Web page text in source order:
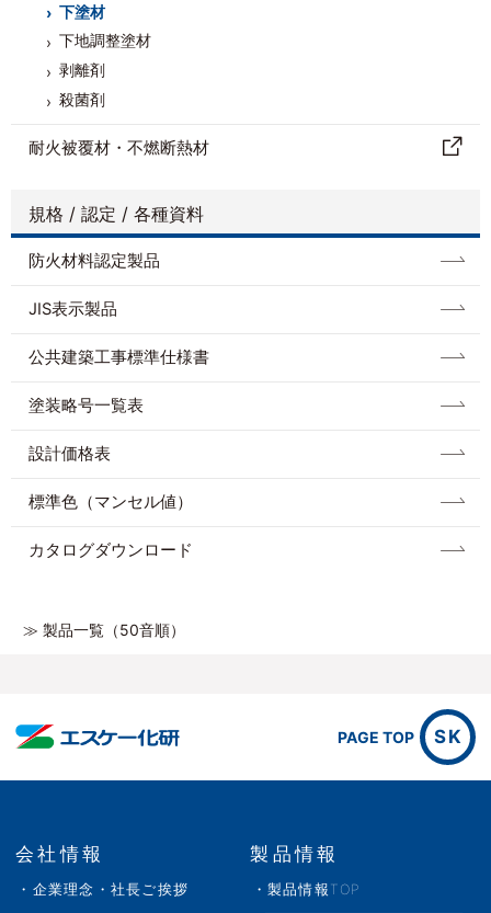
下塗材
下地調整塗材
剥離剤
殺菌剤
耐⽕被覆材・不燃断熱材
規格 / 認定 / 各種資料
防⽕材料認定製品
JIS表示製品
公共建築工事標準仕様書
塗装略号一覧表
設計価格表
標準色（マンセル値）
カタログダウンロード
≫ 製品一覧（50音順）
PAGE TOP SK
会社情報
企業理念・社長ご挨拶
製品情報
製品情報TOP